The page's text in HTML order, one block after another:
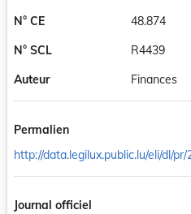
de neuf emplois à
N° CE
48.874
N° SCL
R4439
Auteur
Finances
Permalien
http://data.legilux.public.lu/eli/dl/
Journal officiel